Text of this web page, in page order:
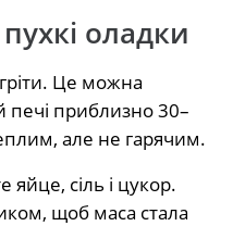
оладки
Це можна
печі приблизно 30–
але не гарячим.
яйце, сіль і цукор.
щоб маса стала